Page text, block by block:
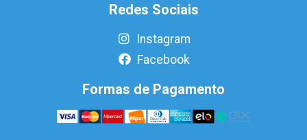
Redes Sociais
Instagram
Facebook
Formas de Pagamento